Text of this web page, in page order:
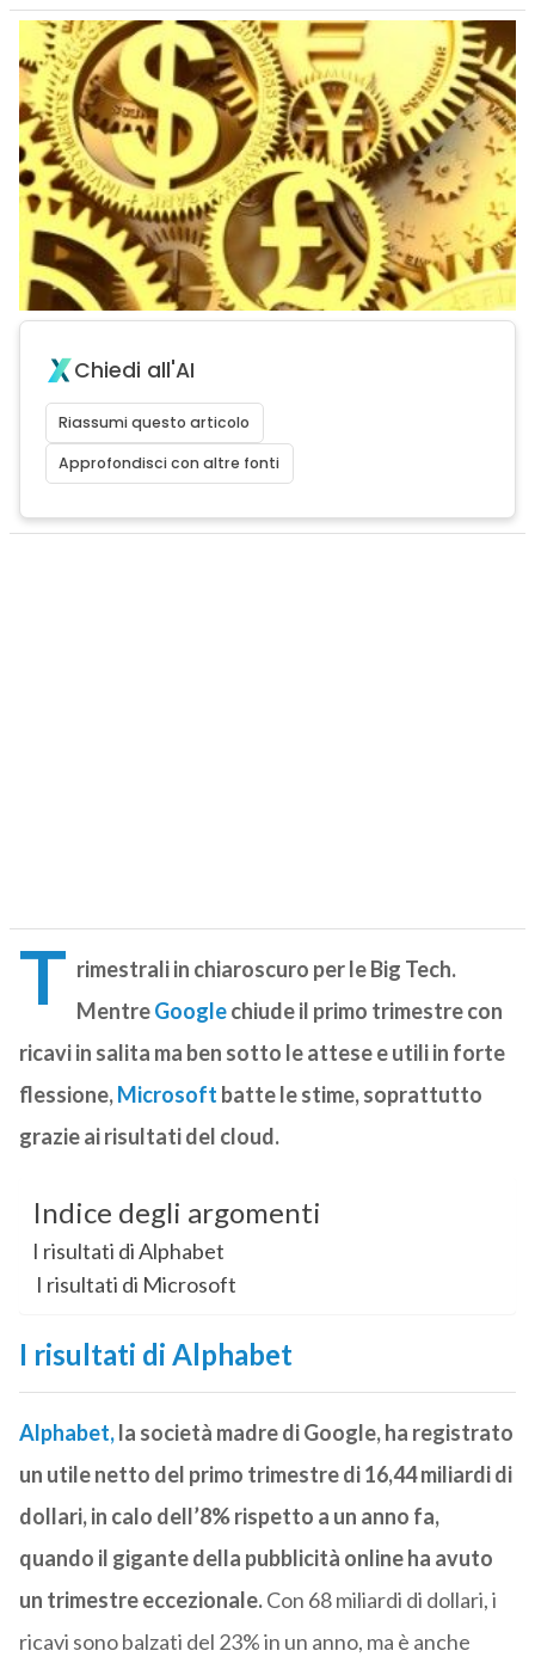
Chiedi all'AI
Riassumi questo articolo
Approfondisci con altre fonti
T rimestrali in chiaroscuro per le Big Tech.
MentreGooglechiude il primo trimestre con
ricavi in salita ma ben sotto le attese e utili in forte
flessione,Microsoft batte le stime, soprattutto
grazie ai risultati del cloud.
Indice degli argomenti
I risultati di Alphabet
I risultati di Microsoft
I risultati di Alphabet
Alphabet,la società madre di Google, ha registrato
un utile netto del primo trimestre di 16,44 miliardi di
dollari, in calo dell’8% rispetto a un anno fa,
quando il gigante della pubblicità online ha avuto
un trimestre eccezionale.Con 68 miliardi di dollari, i
ricavi sono balzati del 23% in un anno, ma è anche